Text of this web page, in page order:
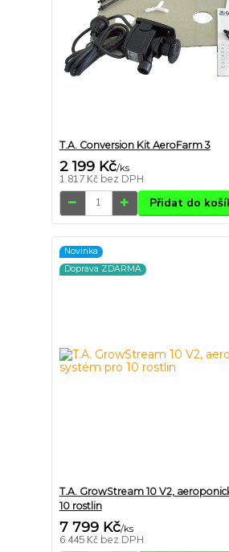
T.A. Conversion Kit AeroFarm 3
2 199 Kč/ks
1 817 Kč bez DPH
Přidat do
Novinka
Doprava ZDARMA
T.A. GrowStream 10 V2,
10 rostlin
7 799 Kč/ks
6 445 Kč bez DPH